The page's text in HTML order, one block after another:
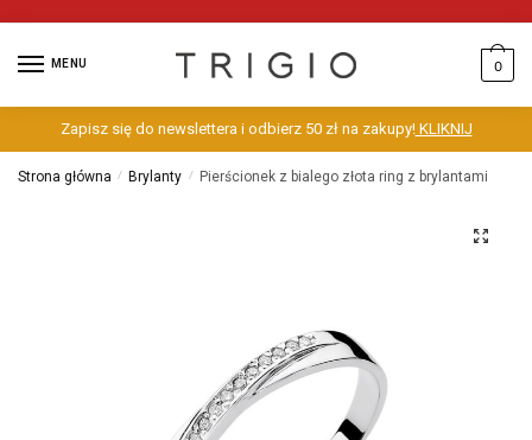
MENU 0
Zapisz się do newslettera i odbierz 50 zł na zakupy!KLIKNIJ
Strona główna / Brylanty / Pierścionek z bialego złota ring z brylantami